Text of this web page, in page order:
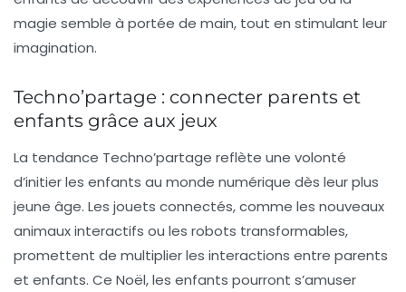
magie semble à portée de main, tout en stimulant leur
imagination.
Techno’partage : connecter parents et
enfants grâce aux jeux
La tendance Techno’partage reflète une volonté
d’initier les enfants au monde numérique dès leur plus
jeune âge. Les jouets connectés, comme les nouveaux
animaux interactifs ou les robots transformables,
promettent de multiplier les interactions entre parents
et enfants. Ce Noël, les enfants pourront s’amuser